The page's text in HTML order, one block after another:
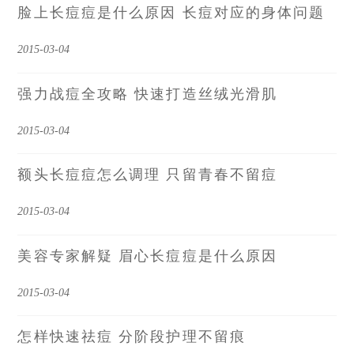
脸上长痘痘是什么原因 长痘对应的身体问题
2015-03-04
强力战痘全攻略 快速打造丝绒光滑肌
2015-03-04
额头长痘痘怎么调理 只留青春不留痘
2015-03-04
美容专家解疑 眉心长痘痘是什么原因
2015-03-04
怎样快速祛痘 分阶段护理不留痕